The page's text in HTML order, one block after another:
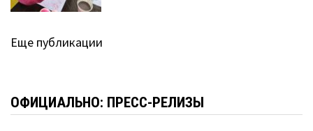
Еще публикации
ОФИЦИАЛЬНО: ПРЕСС-РЕЛИЗЫ